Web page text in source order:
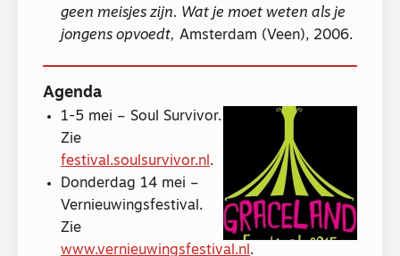
geen meisjes zijn. Wat je moet weten als je
jongens opvoedt, Amsterdam (Veen), 2006.
Agenda
1-5 mei – Soul Survivor.
Zie
festival.soulsurvivor.nl.
Donderdag 14 mei –
Vernieuwingsfestival.
Zie
www.vernieuwingsfestival.nl.